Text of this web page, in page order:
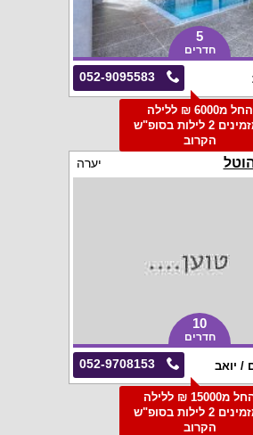
5
חדרים
052-9095583
החל מ6000 ₪ ללילה
למזמינים 2 לילות בסופ"ש
הקרוב
יערה
10
חדרים
052-9708153 / יואב
החל מ15000 ₪ ללילה
למזמינים 2 לילות בסופ"ש
הקרוב